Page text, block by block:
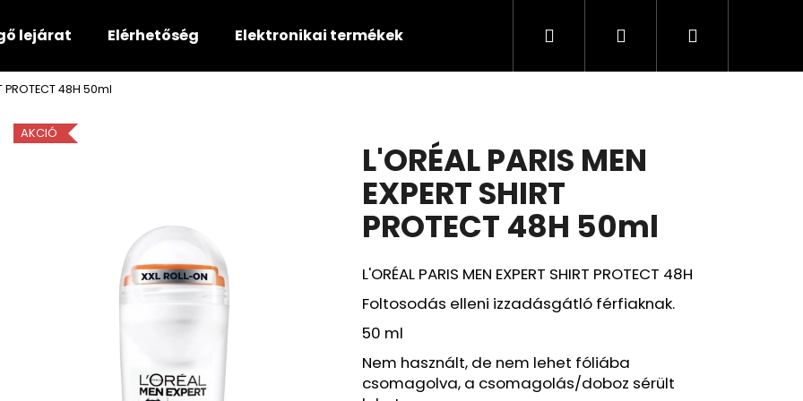
lejárat Elérhetőség Elektronikai termékek Minden termék
KeresésBejelentkezés
Kosár
PROTECT 48H 50ml
L'ORÉAL PARIS MEN
EXPERT SHIRT
PROTECT 48H 50ml
L'ORÉAL PARIS MEN EXPERT SHIRT PROTECT 48H
Foltosodás elleni izzadásgátló férfiaknak.
50 ml
Nem használt, de nem lehet fóliába
csomagolva, a csomagolás/doboz sérült
AKCIÓ
Mit keres?
Ajánljuk
Következő